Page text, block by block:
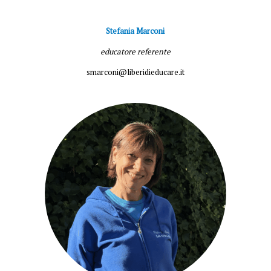
Stefania Marconi
educatore referente
smarconi@liberidieducare.it